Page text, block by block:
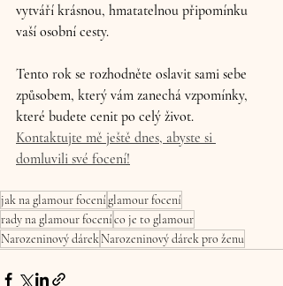
vytváří krásnou, hmatatelnou připomínku
vaší osobní cesty.
Tento rok se rozhodněte oslavit sami sebe
způsobem, který vám zanechá vzpomínky,
které budete cenit po celý život.
Kontaktujte mě ještě dnes, abyste si
domluvili své focení!
jak na glamour focení glamour focení
rady na glamour foceníco je to glamour
Narozeninový dárekNarozeninový dárek pro ženu